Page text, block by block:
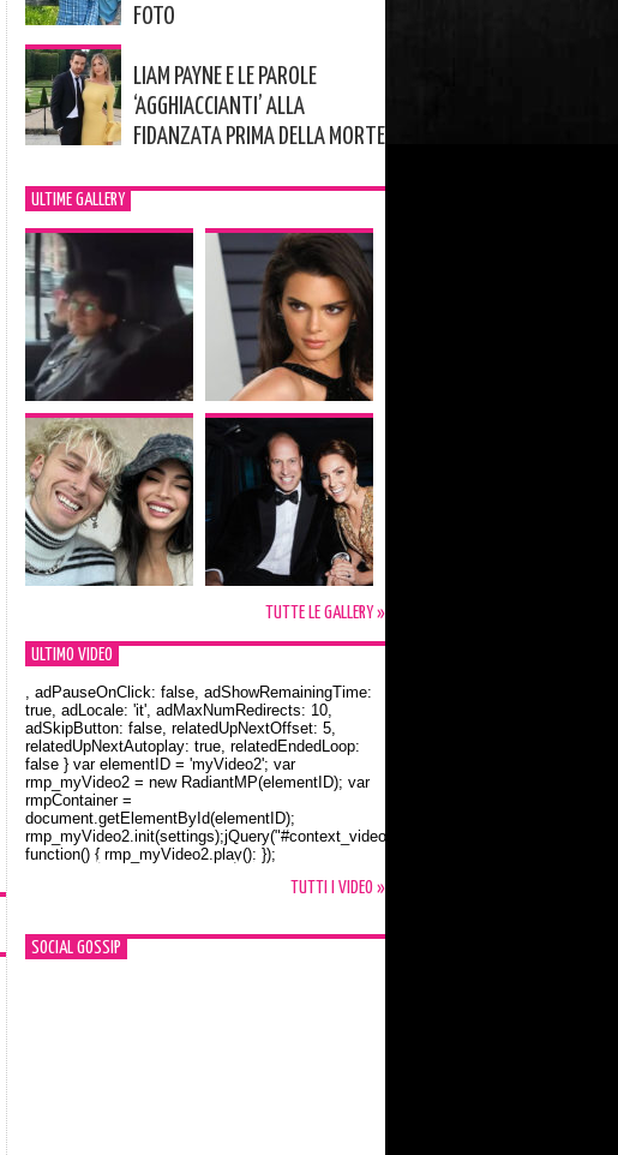
FOTO
LIAM PAYNE E LE PAROLE
‘AGGHIACCIANTI’ ALLA
FIDANZATA PRIMA DELLA MORTE
ULTIME GALLERY
TUTTE LE GALLERY »
ULTIMO VIDEO
Orlando Bloom e la t-shirt dedicata a Flynn
, adPauseOnClick: false, adShowRemainingTime:
true, adLocale: 'it', adMaxNumRedirects: 10,
adSkipButton: false, relatedUpNextOffset: 5,
relatedUpNextAutoplay: true, relatedEndedLoop:
false } var elementID = 'myVideo2'; var
rmp_myVideo2 = new RadiantMP(elementID); var
rmpContainer =
document.getElementById(elementID);
rmp_myVideo2.init(settings);jQuery("#context_video2").one("mouseover",
function() { rmp_myVideo2.play(); });
TUTTI I VIDEO »
SOCIAL GOSSIP